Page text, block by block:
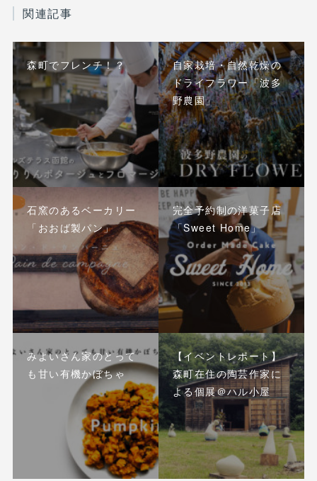
関連記事
森町でフレンチ！？
自家栽培・自然乾燥の
ドライフラワー「波多
野農園」
石窯のあるベーカリー
「おおば製パン」
完全予約制の洋菓子店
「Sweet Home」
みよいさん家のとって
も甘い有機かぼちゃ
【イベントレポート】
森町在住の陶芸作家に
よる個展＠ハル小屋